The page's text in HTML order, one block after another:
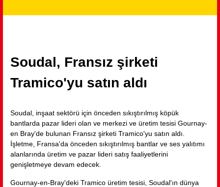
Soudal, Fransız şirketi
Tramico'yu satın aldı
Soudal, inşaat sektörü için önceden sıkıştırılmış köpük
bantlarda pazar lideri olan ve merkezi ve üretim tesisi Gournay-
en Bray'de bulunan Fransız şirketi Tramico'yu satın aldı.
İşletme, Fransa'da önceden sıkıştırılmış bantlar ve ses yalıtımı
alanlarında üretim ve pazar lideri satış faaliyetlerini
genişletmeye devam edecek.
Gournay-en-Bray'deki Tramico üretim tesisi, Soudal'ın dünya